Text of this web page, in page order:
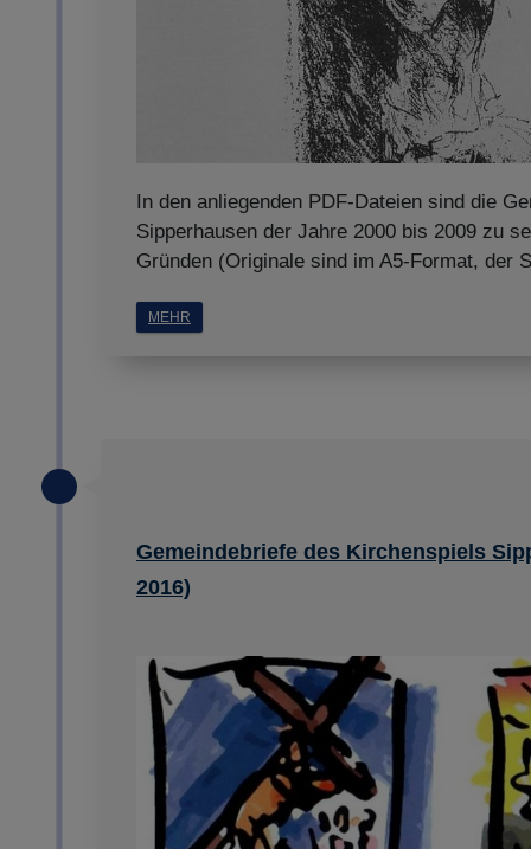
In den anliegenden PDF-Dateien sind die
Sipperhausen der Jahre 2000 bis 2009 zu
Gründen (Originale sind im A5-Format, der
MEHR
Gemeindebriefe des Kirchenspiels
2016)